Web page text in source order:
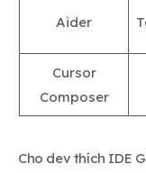
Aider
Cursor
Composer
Cho dev thích IDE